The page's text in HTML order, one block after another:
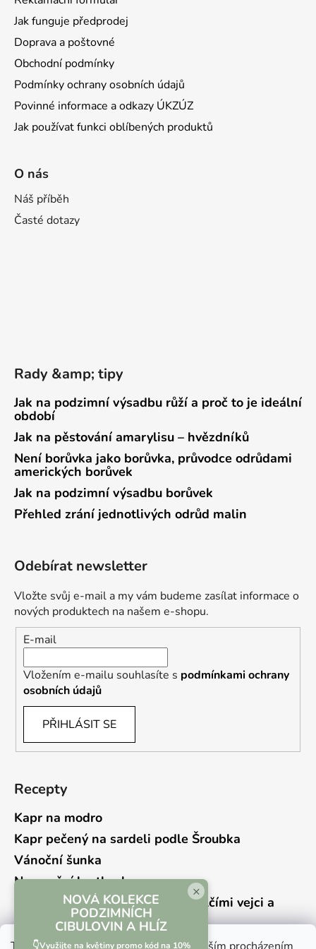
Jak funguje předprodej
Doprava a poštovné
Obchodní podmínky
Podmínky ochrany osobních údajů
Povinné informace a odkazy ÚKZÚZ
Jak používat funkci oblíbených produktů
O nás
Náš příběh
Časté dotazy
Rady &amp; tipy
Jak na podzimní výsadbu růží a proč to je ideální
období
Jak na pěstování amarylisu – hvězdníků
Není borůvka jako borůvka, průvodce odrůdami
amerických borůvek
Jak na podzimní výsadbu borůvek
Přehled zrání jednotlivých odrůd malin
Odebírat newsletter
Vložte svůj e-mail a my vám budeme zasílat informace o
nových produktech na našem e-shopu.
E-mail
Vložením e-mailu souhlasíte s podmínkami ochrany
osobních údajů
PŘIHLÁSIT SE
Recepty
Kapr na modro
Kapr pečený na sardeli podle Šroubka
Vánoční šunka
Novoroční hrstkovka
Lehký bramborový salát s křepelčími vejci a
kyselou okurkou
×
NOVÁ KOLEKCE
PODZIMNÍCH
CIBULOVIN A HLÍZ
👇Využijte na květiny promo kód na 10%